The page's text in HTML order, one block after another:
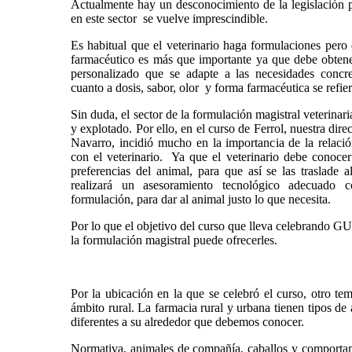
Actualmente hay un desconocimiento de la
en este sector se vuelve imprescindible.
Es habitual que el veterinario haga formulaciones
farmacéutico es más que importante ya que debe
personalizado que se adapte a las necesidades
cuanto a dosis, sabor, olor y forma farmacéutica se
Sin duda, el sector de la formulación magistral
y explotado. Por ello, en el curso de Ferrol, nuestra
Navarro, incidió mucho en la importancia de la
con el veterinario. Ya que el veterinario debe
preferencias del animal, para que así se las traslade
realizará un asesoramiento tecnológico adecuado
formulación, para dar al animal justo lo que necesita.
Por lo que el objetivo del curso que lleva celebrando
la formulación magistral puede ofrecerles.
Por la ubicación en la que se celebró el curso, otro
ámbito rural. La farmacia rural y urbana tienen tipos de
diferentes a su alrededor que debemos conocer.
Normativa, animales de compañía, caballos y